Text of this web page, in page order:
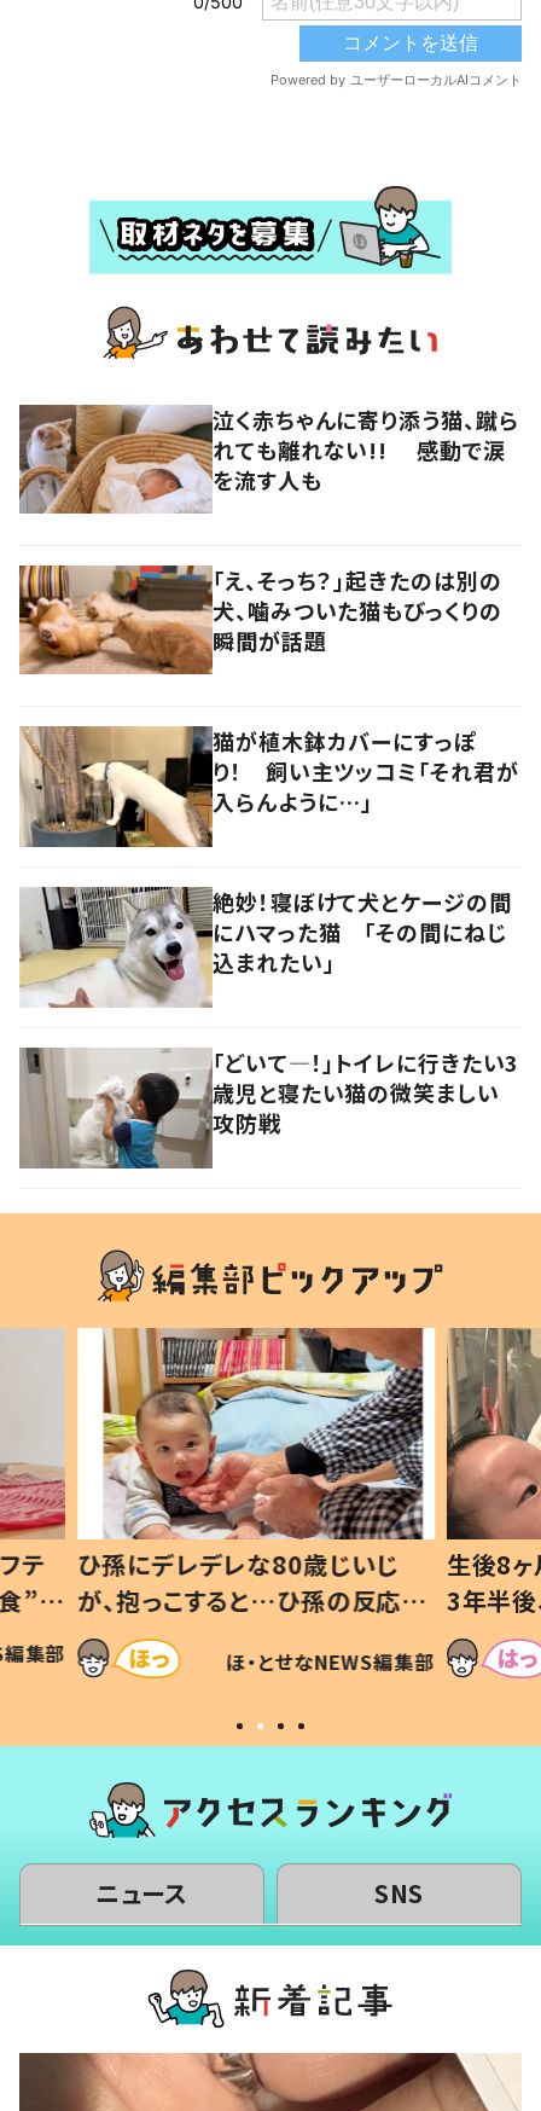
泣く赤ちゃんに寄り添う猫、蹴ら
れても離れない!! 感動で涙
を流す人も
「え、そっち？」起きたのは別の
犬、噛みついた猫もびっくりの
瞬間が話題
猫が植木鉢カバーにすっぽ
り！ 飼い主ツッコミ「それ君が
入らんように…」
絶妙！寝ぼけて犬とケージの間
にハマった猫 「その間にねじ
込まれたい」
「どいて―！」トイレに行きたい3
歳児と寝たい猫の微笑ましい
攻防戦
じ
応に
方な
編集部
生後8ヶ月で亡くなった息子 約
3年半後、当時の妻の日記に書い
てあった本音とは
ほ・とせなNEWS編集部
ソファ
子 し
すべて
いから
ニュース SNS